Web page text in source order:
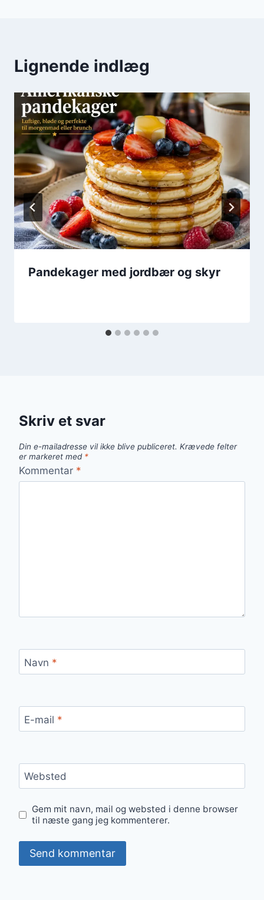
Lignende indlæg
Pandekager med jordbær og skyr
Skriv et svar
Din e-mailadresse vil ikke blive publiceret. Krævede felter
er markeret med *
Kommentar *
Navn *
E-mail *
Websted
Gem mit navn, mail og websted i denne browser
til næste gang jeg kommenterer.